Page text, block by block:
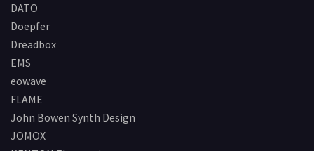
DATO
Doepfer
Dreadbox
EMS
eowave
FLAME
John Bowen Synth Design
JOMOX